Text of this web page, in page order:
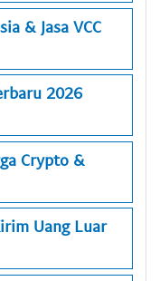
& Jasa VCC
2026
Crypto &
Uang Luar